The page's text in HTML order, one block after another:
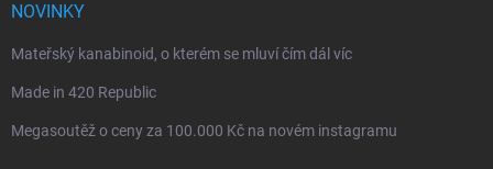
NOVINKY
Mateřský kanabinoid, o kterém se mluví čím dál víc
Made in 420 Republic
Megasoutěž o ceny za 100.000 Kč na novém instagramu